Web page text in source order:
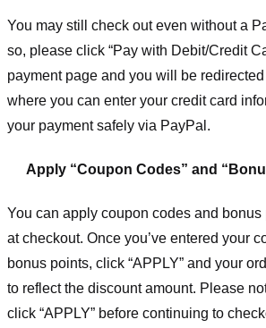
You may still check out even without a
so, please click “Pay with Debit/Credit
payment page and you will be
where you can enter your credit card
your payment safely via PayPal.
Apply “Coupon Codes” and
You can apply coupon codes and bonus
at checkout. Once you’ve entered your
bonus points, click “APPLY” and your
to reflect the discount amount. Please
click “APPLY” before continuing to